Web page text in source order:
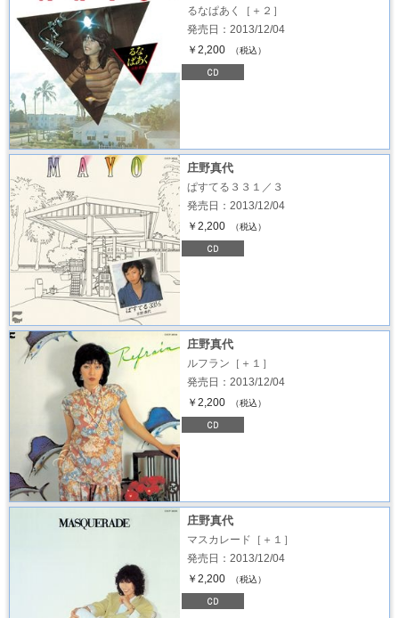
るなぱあく［＋２］
発売日：2013/12/04
￥2,200
（税込）
庄野真代
ぱすてる３３１／３
発売日：2013/12/04
￥2,200
（税込）
庄野真代
ルフラン［＋１］
発売日：2013/12/04
￥2,200
（税込）
庄野真代
マスカレード［＋１］
発売日：2013/12/04
￥2,200
（税込）